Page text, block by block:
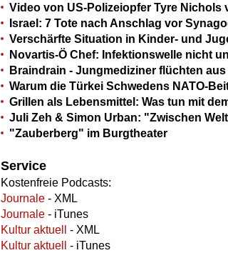
Video von US-Polizeiopfer Tyre Nichols
Israel: 7 Tote nach Anschlag vor
Verschärfte Situation in Kinder- und
Novartis-Ö Chef: Infektionswelle nicht
Braindrain - Jungmediziner flüchten aus
Warum die Türkei Schwedens NATO-
Grillen als Lebensmittel: Was tun mit
Juli Zeh & Simon Urban: "Zwischen
"Zauberberg" im Burgtheater
Service
Kostenfreie Podcasts:
Journale - XML
Journale - iTunes
Kultur aktuell
- XML
Kultur aktuell
- iTunes